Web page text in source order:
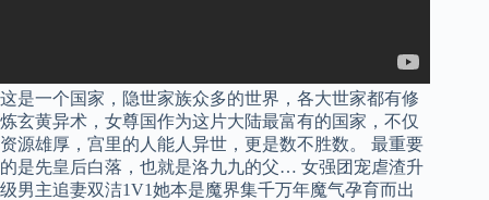
这是一个国家，隐世家族众多的世界，各大世家都有修
炼玄黄异术，女尊国作为这片大陆最富有的国家，不仅
资源雄厚，宫里的人能人异世，更是数不胜数。 最重要
的是先皇后白落，也就是洛九九的父… 女强团宠虐渣升
级男主追妻双洁1V1她本是魔界集千万年魔气孕育而出